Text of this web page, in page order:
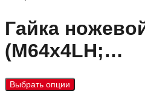
Гайка
(М64х4LH;…
Выбрать опции